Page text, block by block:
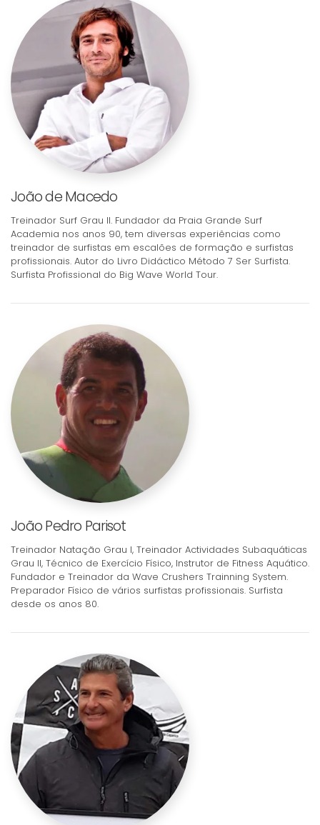
João de Macedo
Treinador Surf Grau II. Fundador da Praia Grande Surf
Academia nos anos 90, tem diversas experiências como
treinador de surfistas em escalões de formação e surfistas
profissionais. Autor do Livro Didáctico Método 7 Ser Surfista.
Surfista Profissional do Big Wave World Tour.
João Pedro Parisot
Treinador Natação Grau I, Treinador Actividades Subaquáticas
Grau II, Técnico de Exercício Físico, Instrutor de Fitness Aquático.
Fundador e Treinador da Wave Crushers Trainning System.
Preparador Físico de vários surfistas profissionais. Surfista
desde os anos 80.